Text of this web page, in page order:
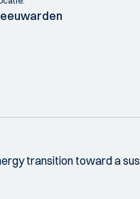
transition toward a